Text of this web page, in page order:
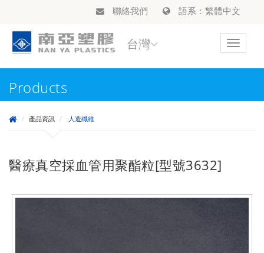
聯絡我們 語系：繁體中文
Toggle
台灣
Products
產品資訊 人造纖維
醫療真空採血管用聚酯粒[型號3632]